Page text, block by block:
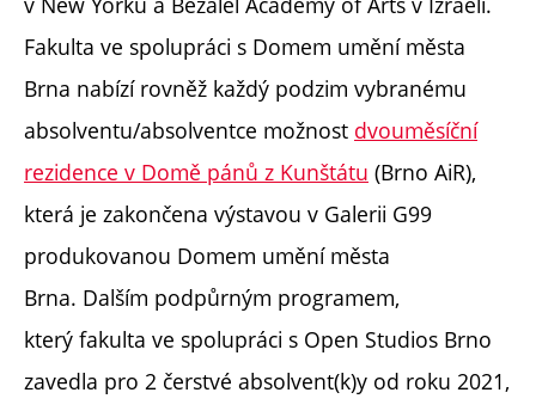
Fakulta ve spolupráci s Domem umění města
Brna nabízí rovněž každý podzim vybranému
absolventu/absolventce možnost dvouměsíční
rezidence v Domě pánů z Kunštátu (Brno AiR),
která je zakončena výstavou v Galerii G99
produkovanou Domem umění města
Brna. Dalším podpůrným programem,
který fakulta ve spolupráci s Open Studios Brno
zavedla pro 2 čerstvé absolvent(k)y od roku 2021,